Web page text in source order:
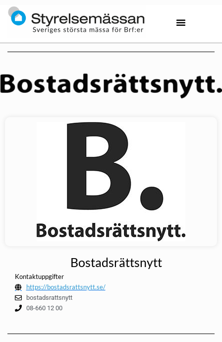
Bostadsrättsnytt
Kontaktuppgifter
https://bostadsrattsnytt.se/
bostadsrattsnytt
08-660 12 00